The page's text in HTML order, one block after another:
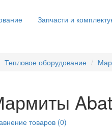
Запчасти и
Тепловое оборудование
Abat
товаров (0)